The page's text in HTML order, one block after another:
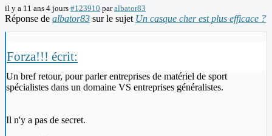
il y a 11 ans 4 jours #123910 paralbator83
Réponse de albator83 sur le sujet Un casque cher est plus efficace ?
Forza!!! écrit:
Un bref retour, pour parler entreprises de matériel de sport
spécialistes dans un domaine VS entreprises généralistes.
Il n'y a pas de secret.